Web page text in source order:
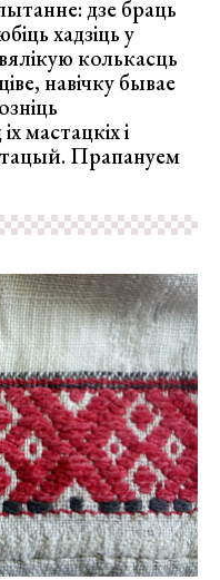
дзе браць
хадзіць у
колькасць
навічку бывае
мастацкіх і
Прапануем